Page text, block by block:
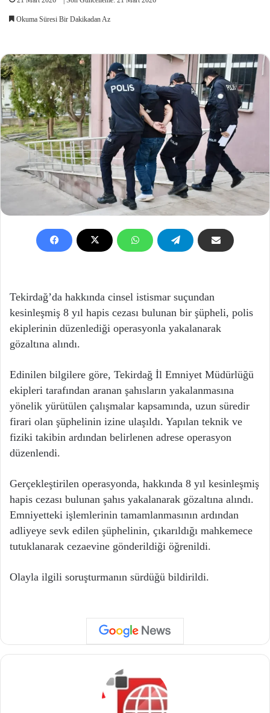
Okuma Süresi Bir Dakikadan Az
Tekirdağ’da hakkında cinsel istismar suçundan
kesinleşmiş 8 yıl hapis cezası bulunan bir şüpheli, polis
ekiplerinin düzenlediği operasyonla yakalanarak
gözaltına alındı.
Edinilen bilgilere göre, Tekirdağ İl Emniyet Müdürlüğü
ekipleri tarafından aranan şahısların yakalanmasına
yönelik yürütülen çalışmalar kapsamında, uzun süredir
firari olan şüphelinin izine ulaşıldı. Yapılan teknik ve
fiziki takibin ardından belirlenen adrese operasyon
düzenlendi.
Gerçekleştirilen operasyonda, hakkında 8 yıl kesinleşmiş
hapis cezası bulunan şahıs yakalanarak gözaltına alındı.
Emniyetteki işlemlerinin tamamlanmasının ardından
adliyeye sevk edilen şüphelinin, çıkarıldığı mahkemece
tutuklanarak cezaevine gönderildiği öğrenildi.
Olayla ilgili soruşturmanın sürdüğü bildirildi.